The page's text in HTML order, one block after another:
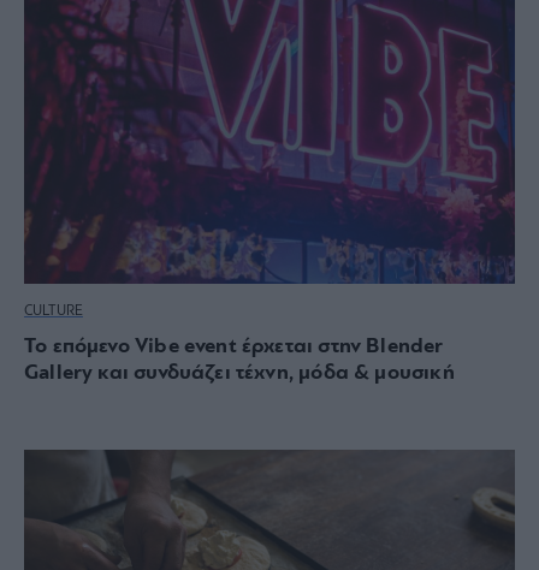
CULTURE
Το επόμενο Vibe event έρχεται στην Blender
Gallery και συνδυάζει τέχνη, μόδα & μουσική